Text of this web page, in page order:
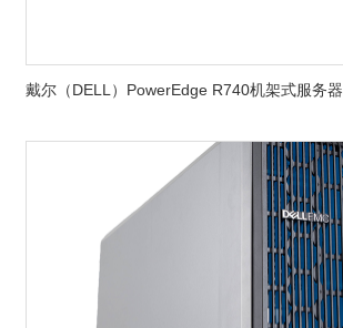
戴尔（DELL）PowerEdge R740机架式服务器